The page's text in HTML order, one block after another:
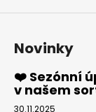
Novinky
❤️ Sezónní
v našem
30.11.2025